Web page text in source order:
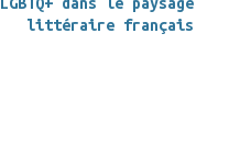
littéraire français